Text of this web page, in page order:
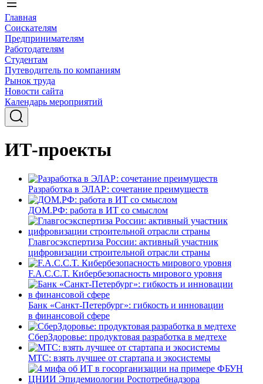
Главная
Соискателям
Предпринимателям
Работодателям
Студентам
Путеводитель по компаниям
Рынок труда
Новости сайта
Календарь мероприятий
ИТ-проекты
Разработка в ЭЛАР: сочетание преимуществ
ДОМ.РФ: работа в ИТ со смыслом
Главгосэкспертиза России: активный участник
цифровизации строительной отрасли страны
F.A.C.C.T. Кибербезопасность мирового уровня
Банк «Санкт-Петербург»: гибкость и инновации
в финансовой сфере
СберЗдоровье: продуктовая разработка в медтехе
МТС: взять лучшее от стартапа и экосистемы